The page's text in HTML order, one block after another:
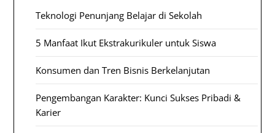
Teknologi Penunjang Belajar di Sekolah
5 Manfaat Ikut Ekstrakurikuler untuk Siswa
Konsumen dan Tren Bisnis Berkelanjutan
Pengembangan Karakter: Kunci Sukses Pribadi &
Karier